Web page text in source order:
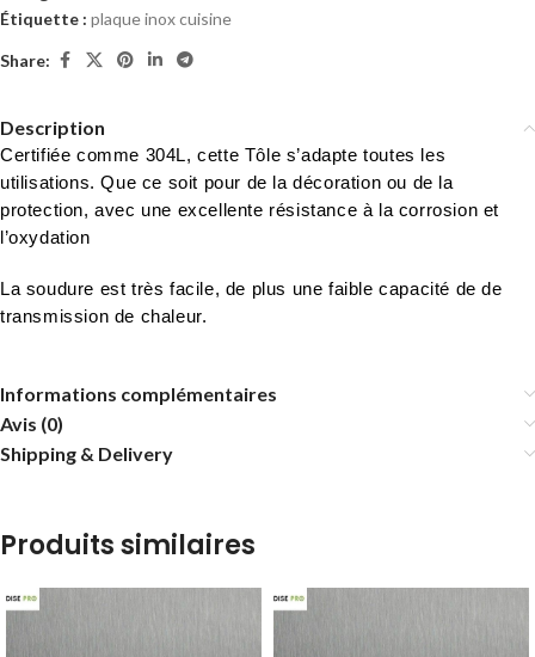
Étiquette : plaque inox cuisine
Share:
Description
Certifiée comme 304L, cette Tôle s’adapte toutes les
utilisations. Que ce soit pour de la décoration ou de la
protection, avec une excellente résistance à la corrosion et
l’oxydation
La soudure est très facile, de plus une faible capacité de de
transmission de chaleur.
Informations complémentaires
Avis (0)
Shipping & Delivery
Produits similaires